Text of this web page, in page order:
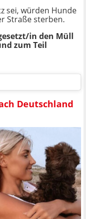
sei, würden Hunde
Straße sterben.
in den Müll
zum Teil
Deutschland